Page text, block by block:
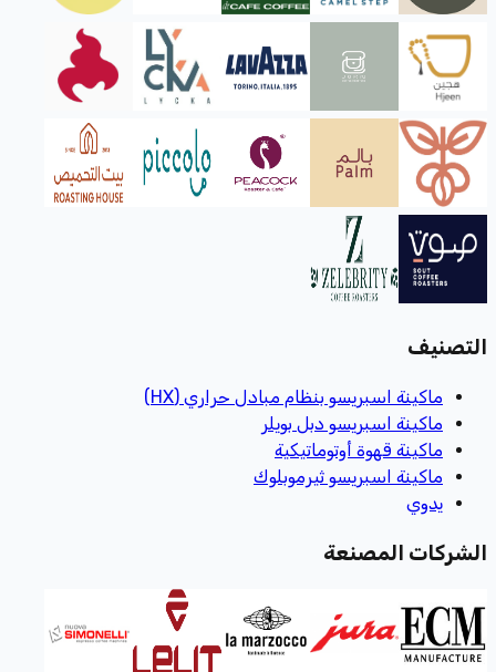
التصنيف
ماكينة اسبريسو بنظام مبادل حراري (HX)
ماكينة اسبريسو دبل بويلر
ماكينة قهوة أوتوماتيكية
ماكينة اسبريسو ثيرموبلوك
يدوي
الشركات المصنعة